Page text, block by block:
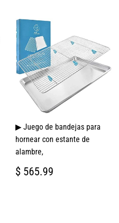
▶ Juego de bandejas para
hornear con estante de
alambre,
PRECIO
HABITUAL
$ 565.99